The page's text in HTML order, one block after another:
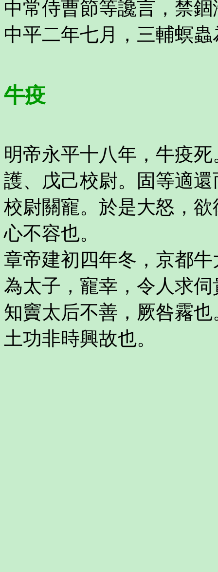
中常侍曹節等讒言，禁
中平二年七月，三輔螟蟲
牛疫
明帝永平十八年，牛疫
護、戊己校尉。固等適
校尉關寵。於是大怒，
心不容也。
章帝建初四年冬，京都
為太子，寵幸，令人求
知竇太后不善，厥咎霿
土功非時興故也。